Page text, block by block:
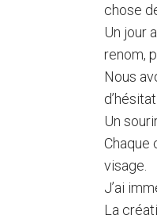
chose
Un jour
renom,
Nous
Un
Chaque
visage.
J’ai
La